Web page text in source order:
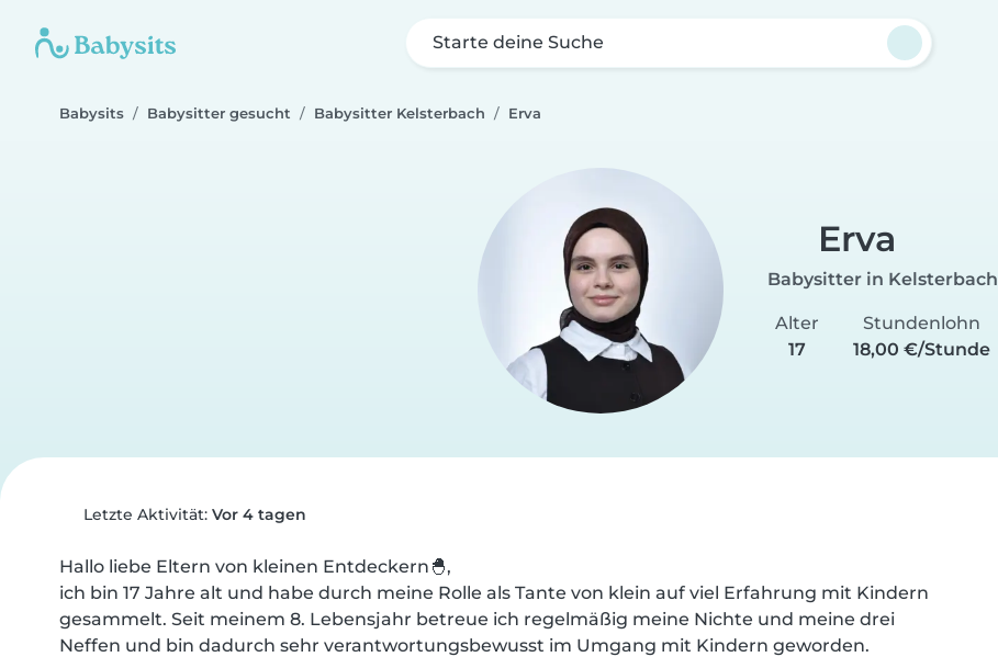
Starte deine Suche
Babysits Babysitter gesucht Babysitter Kelsterbach Erva
Erva
Babysitter in Kelsterbach
Alter
17
Stundenlohn
18,00 €/Stunde
Letzte Aktivität: Vor 4 tagen
Hallo liebe Eltern von kleinen Entdeckern🐣,
ich bin 17 Jahre alt und habe durch meine Rolle als Tante von klein auf viel Erfahrung mit Kindern
gesammelt. Seit meinem 8. Lebensjahr betreue ich regelmäßig meine Nichte und meine drei
Neffen und bin dadurch sehr verantwortungsbewusst im Umgang mit Kindern geworden.